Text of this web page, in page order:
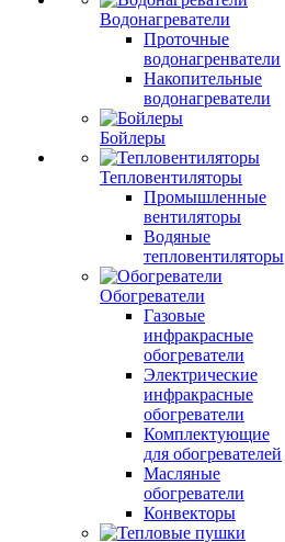
Водонагреватели
Проточные
водонагренватели
Накопительные
водонагреватели
Бойлеры
Тепловентиляторы
Промышленные
вентиляторы
Водяные
тепловентиляторы
Обогреватели
Газовые
инфракрасные
обогреватели
Электрические
инфракрасные
обогреватели
Комплектующие
для обогревателей
Масляные
обогреватели
Конвекторы